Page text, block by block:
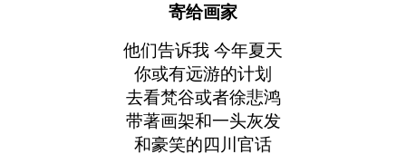
寄给画家
他们告诉我 今年夏天
你或有远游的计划
去看梵谷或者徐悲鸿
带著画架和一头灰发
和豪笑的四川官话